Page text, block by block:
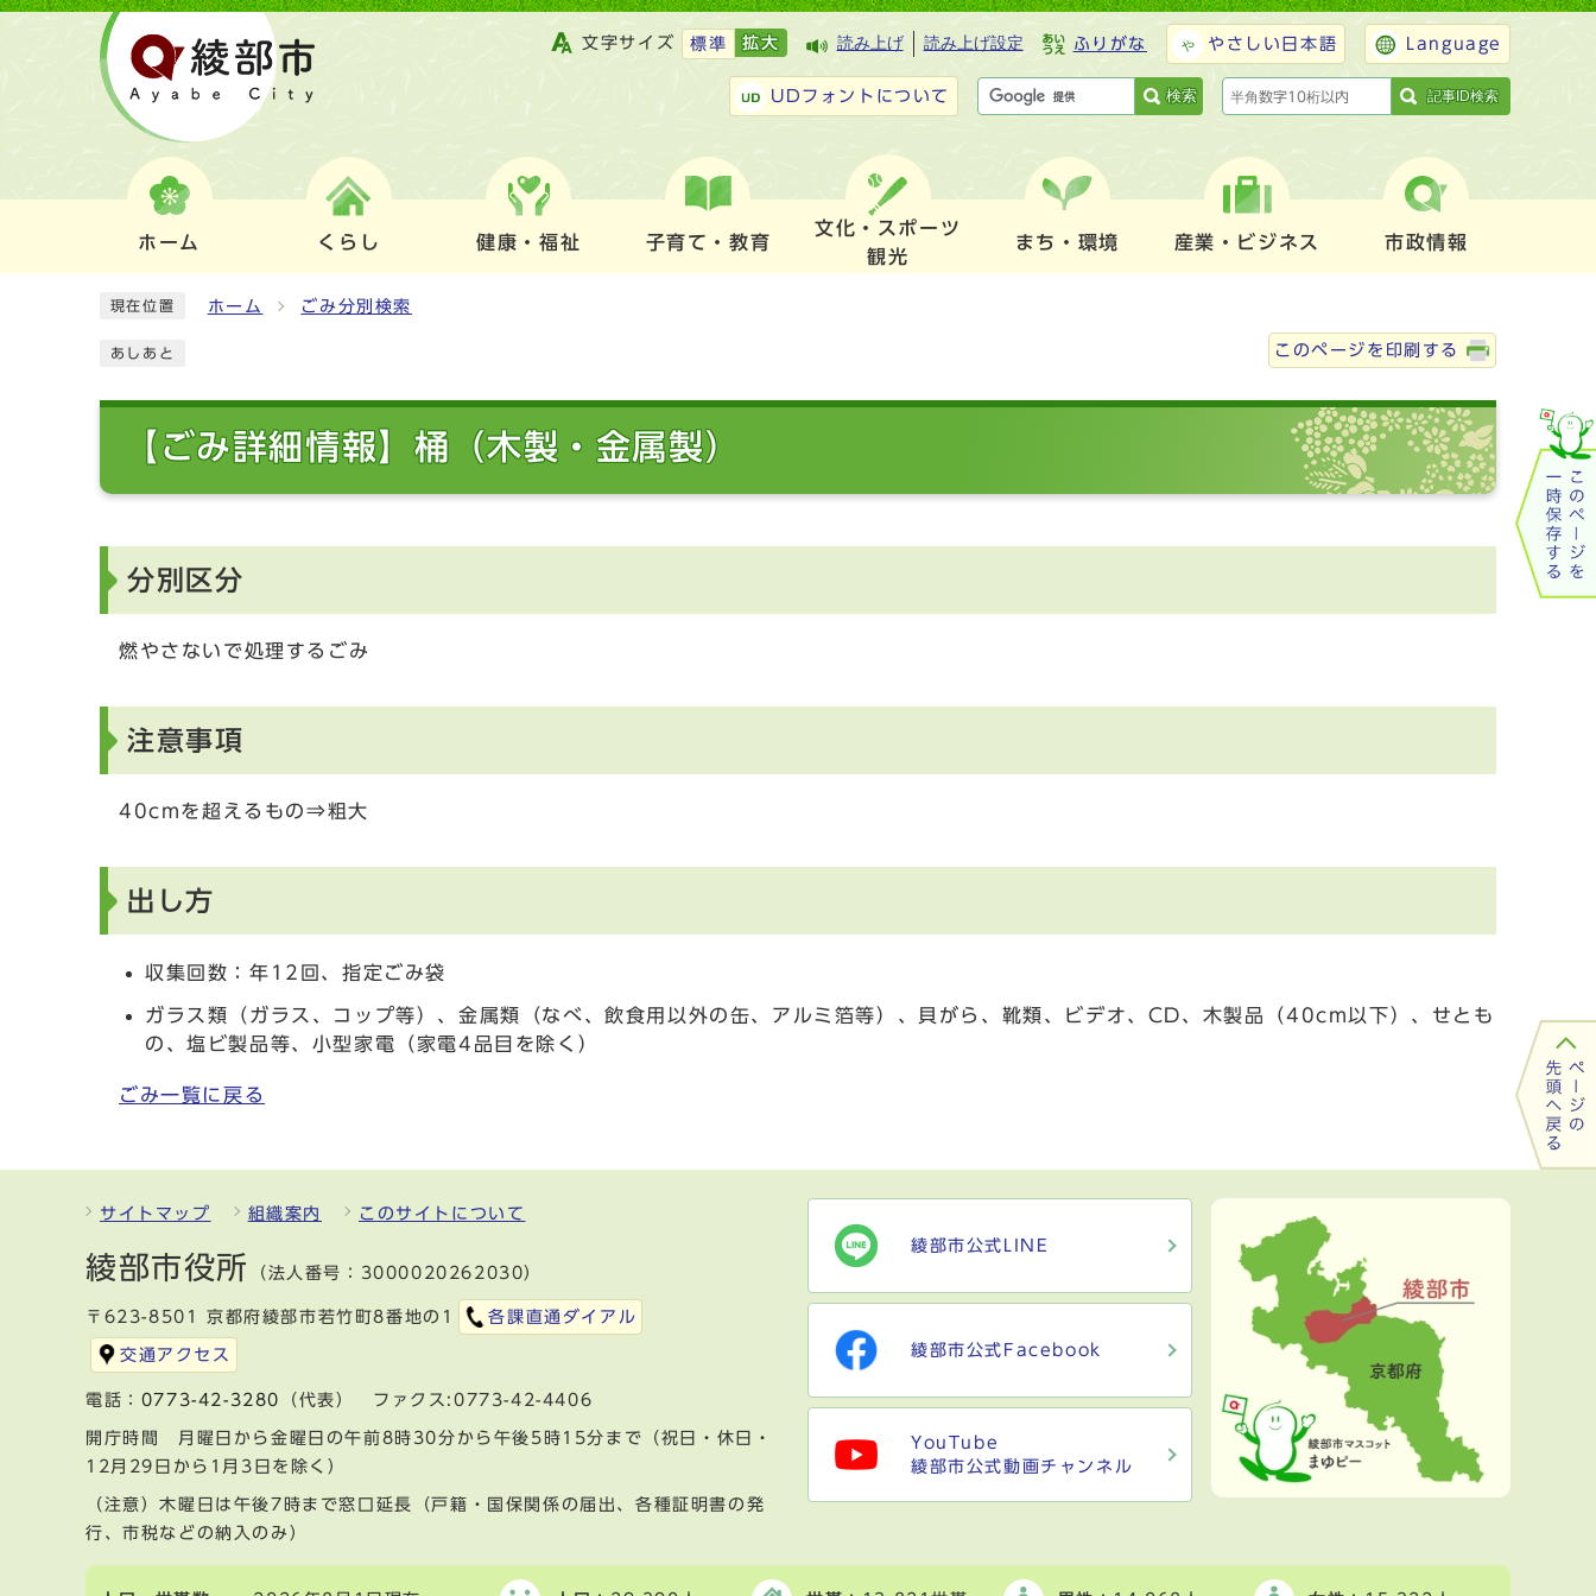
文字サイズ 標準 拡大 読み上げ 読み上げ設定 ふりがな やさしい日本語 Language
UDフォントについて 検索 記事ID検索
ホーム くらし 健康・福祉 子育て・教育
文化・スポーツ
観光
まち・環境 産業・ビジネス 市政情報
現在位置 ホーム ごみ分別検索
あしあと このページを印刷する
【ごみ詳細情報】桶（木製・金属製）
分別区分
燃やさないで処理するごみ
注意事項
40cmを超えるもの⇒粗大
出し方
収集回数：年12回、指定ごみ袋
ガラス類（ガラス、コップ等）、金属類（なべ、飲食用以外の缶、アルミ箔等）、貝がら、靴類、ビデオ、CD、木製品（40cm以下）、せとも
の、塩ビ製品等、小型家電（家電4品目を除く）
ごみ一覧に戻る
サイトマップ 組織案内 このサイトについて
綾部市役所 （法人番号：3000020262030）
〒623-8501 京都府綾部市若竹町8番地の1 各課直通ダイアル
交通アクセス
電話： 0773-42-3280 （代表） ファクス:0773-42-4406
開庁時間 月曜日から金曜日の午前8時30分から午後5時15分まで（祝日・休日・
12月29日から1月3日を除く）
（注意）木曜日は午後7時まで窓口延長（戸籍・国保関係の届出、各種証明書の発
行、市税などの納入のみ）
綾部市公式LINE
綾部市公式Facebook
YouTube
綾部市公式動画チャンネル